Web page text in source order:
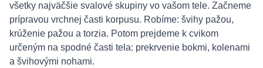
všetky najväčšie svalové skupiny vo vašom tele. Začneme
prípravou vrchnej časti korpusu. Robíme: švihy pažou,
krúženie pažou a torzia. Potom prejdeme k cvikom
určeným na spodné časti tela: prekrvenie bokmi, kolenami
a švihovými nohami.